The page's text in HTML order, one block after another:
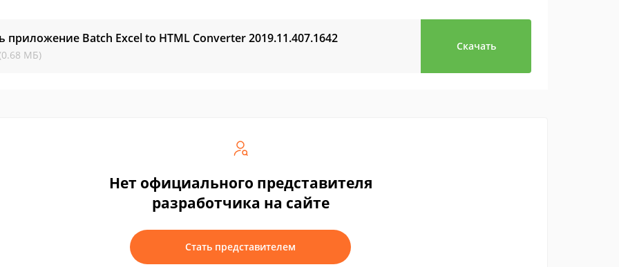
приложение Batch Excel to HTML Converter2019.11.407.1642
МБ)
Скачать
Нет официального представителя
разработчика на сайте
Стать представителем